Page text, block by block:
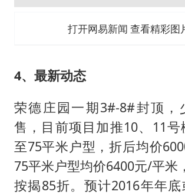
打开网易新闻 查看精彩图
4、最新动态
荣德庄园一期3#-8#封顶，
售，目前项目加推10、11号
至75平米户型，折后均价
75平米户型均价6400元/平米
按揭85折。预计2016年年